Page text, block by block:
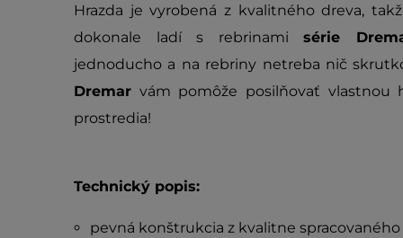
Hrazda je vyrobená z kvalitného dreva,
dokonale ladí s rebrinami série
jednoducho a na rebriny netreba nič
Dremar vám pomôže posilňovať vlastnou
prostredia!
Technický popis:
pevná konštrukcia z kvalitne